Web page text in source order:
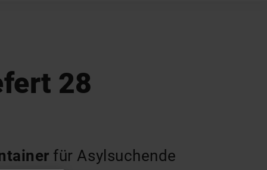
28
für Asylsuchende